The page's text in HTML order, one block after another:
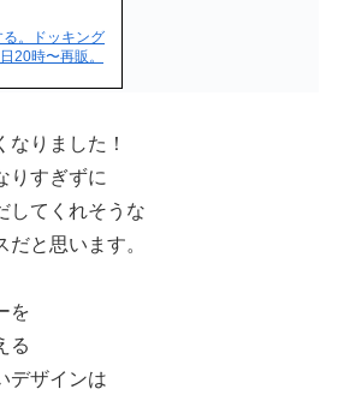
。ドッキング
20時〜再販。
りました！
りすぎずに
してくれそうな
と思います。
を
る
デザインは